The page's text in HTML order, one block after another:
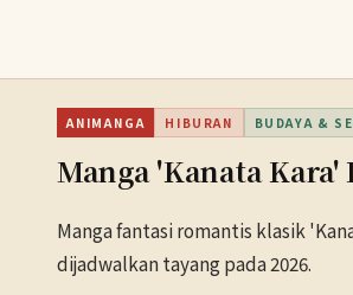
ANIMANGA HIBURAN BUDAYA &
Manga 'Kanata Kara'
Manga fantasi romantis klasik
dijadwalkan tayang pada 2026.